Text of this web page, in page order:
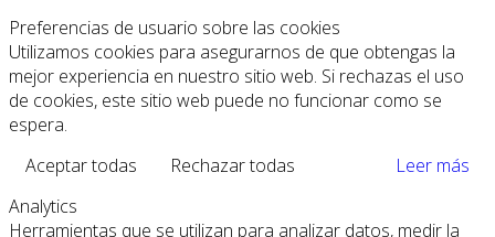
Preferencias de usuario sobre las cookies
Utilizamos cookies para asegurarnos de que obtengas la
mejor experiencia en nuestro sitio web. Si rechazas el uso
de cookies, este sitio web puede no funcionar como se
espera.
Aceptar todas
Rechazar todas
Leer más
Analytics
Herramientas que se utilizan para analizar datos, medir la